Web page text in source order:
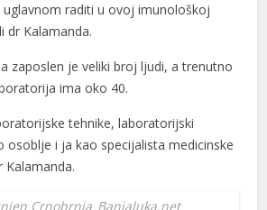
raditi u ovoj imunološkoj
dr Kalamanda.
zaposlen je veliki broj ljudi, a trenutno
ima oko 40.
tehnike, laboratorijski
osoblje i ja kao specijalista medicinske
Kalamanda.
Crnobrnja_Banjaluka.net